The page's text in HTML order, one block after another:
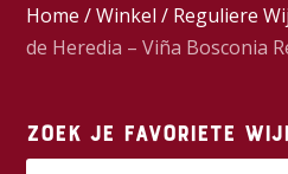
Home /Winkel / Reguliere
de Heredia – Viña Bosconia
Zoek je favoriete